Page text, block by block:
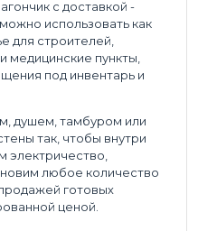
с доставкой -
использовать как
для строителей,
медицинские пункты,
под инвентарь и
душем, тамбуром или
так, чтобы внутри
электричество,
любое количество
готовых
ценой.